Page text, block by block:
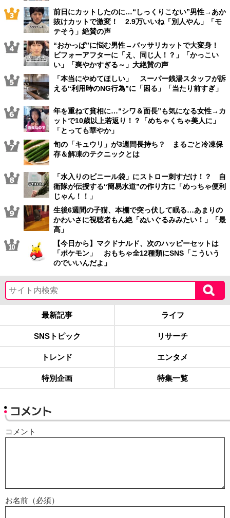
前日にカットしたのに…“しっくりこない”男性→あか
抜けカットで激変！ 2.9万いいね「別人やん」「モ
テそう」絶賛の声
“おかっぱ”に悩む男性→バッサリカットで大変身！
ビフォーアフターに「え、同じ人！？」「かっこい
い」「爽やかすぎる～」大絶賛の声
「本当にやめてほしい」 スーパー銭湯スタッフが訴
える“利用時のNG行為”に「困る」「当たり前すぎ」
年を重ねて貧相に…“シワ＆面長”も気になる女性→カ
ットで10歳以上若返り！？「めちゃくちゃ美人に」
「とっても華やか」
旬の「キュウリ」が3週間長持ち？ まるごと冷凍保
存＆解凍のテクニックとは
「水入りのビニール袋」にストロー刺すだけ！？ 自
衛隊が伝授する“簡易水道”の作り方に「めっちゃ便利
じゃん！！」
生後6週間の子猫、本棚で突っ伏して眠る…あまりの
かわいさに視聴者もん絶「ぬいぐるみみたい！」「最
高」
【今日から】マクドナルド、次のハッピーセットは
「ポケモン」 おもちゃ全12種類にSNS「こういう
のでいいんだよ」
最新記事 ライフ
SNSトピック リサーチ
トレンド エンタメ
特別企画 特集一覧
コメント
コメント
お名前（必須）